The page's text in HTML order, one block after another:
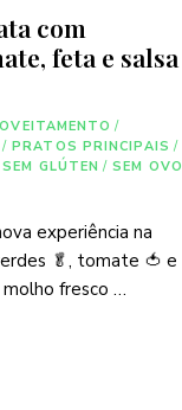
com
feta e salsa
/
/ PRATOS PRINCIPAIS /
SEM GLÚTEN / SEM OVO
experiência na
🥬, tomate 🍅 e
fresco …